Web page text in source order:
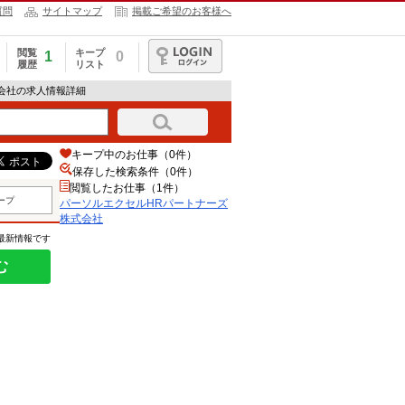
問 サイトマップ 掲載ご希望のお客様へ
閲覧
履歴
1
キープ
リスト
0
ログイン
社の求人情報詳細
プ
新情報です
キープ中のお仕事（0件）
保存した検索条件（0件）
閲覧したお仕事（1件）
パーソルエクセルHRパートナーズ
株式会社